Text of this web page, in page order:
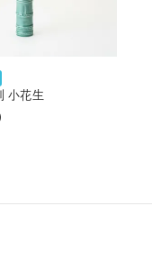
小花生